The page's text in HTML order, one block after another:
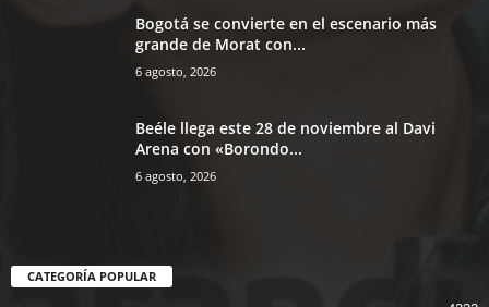
Bogotá se convierte en el escenario más
grande de Morat con...
6 agosto, 2026
Beéle llega este 28 de noviembre al Davi
Arena con «Borondo...
6 agosto, 2026
CATEGORÍA POPULAR